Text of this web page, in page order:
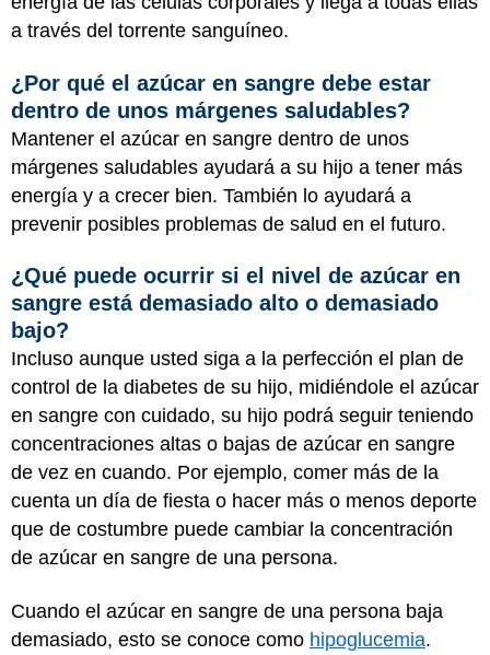
a través del torrente sanguíneo.
¿Por qué el azúcar en sangre debe estar
dentro de unos márgenes saludables?
Mantener el azúcar en sangre dentro de unos
márgenes saludables ayudará a su hijo a tener más
energía y a crecer bien. También lo ayudará a
prevenir posibles problemas de salud en el futuro.
¿Qué puede ocurrir si el nivel de azúcar en
sangre está demasiado alto o demasiado
bajo?
Incluso aunque usted siga a la perfección el plan de
control de la diabetes de su hijo, midiéndole el azúcar
en sangre con cuidado, su hijo podrá seguir teniendo
concentraciones altas o bajas de azúcar en sangre
de vez en cuando. Por ejemplo, comer más de la
cuenta un día de fiesta o hacer más o menos deporte
que de costumbre puede cambiar la concentración
de azúcar en sangre de una persona.
Cuando el azúcar en sangre de una persona baja
demasiado, esto se conoce como hipoglucemia.